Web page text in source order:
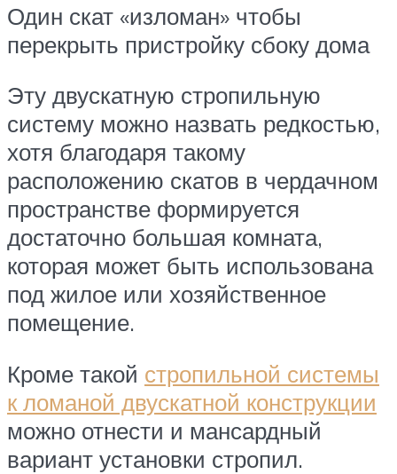
Один скат «изломан» чтобы
перекрыть пристройку сбоку дома
Эту двускатную стропильную
систему можно назвать редкостью,
хотя благодаря такому
расположению скатов в чердачном
пространстве формируется
достаточно большая комната,
которая может быть использована
под жилое или хозяйственное
помещение.
Кроме такой стропильной системы
к ломаной двускатной конструкции
можно отнести и мансардный
вариант установки стропил.